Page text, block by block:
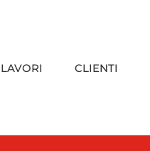
LAVORI CLIENTI